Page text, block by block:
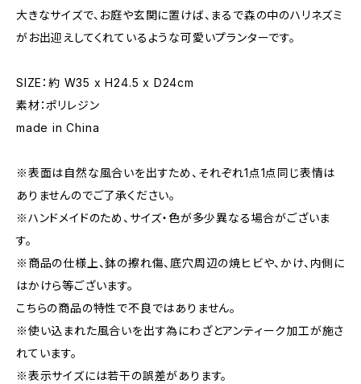
大きなサイズで、お庭や玄関に置けば、まるで森の中のハリネズミ
がお出迎えしてくれているような可愛いプランターです。
SIZE：約 W35 x H24.5 x D24cm
素材：ポリレジン
made in China
※表面は自然な風合いを出すため、それぞれ1点1点同じ表情は
ありませんのでご了承ください。
※ハンドメイドのため、サイズ・色が多少異なる場合がございま
す。
※商品の仕様上、鉢の擦れ傷、底穴周辺の焼ヒビや、かけ、内側に
はかけら等ございます。
こちらの商品の特性で不良ではありません。
※使い込まれた風合いを出す為にわざとアンティーク加工が施さ
れています。
※表示サイズには若干の誤差があります。